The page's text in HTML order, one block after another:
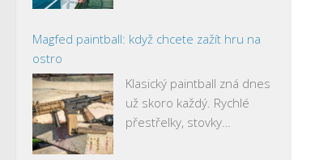
Magfed paintball: když chcete zažít hru na
ostro
Klasický paintball zná dnes
už skoro každý. Rychlé
přestřelky, stovky…